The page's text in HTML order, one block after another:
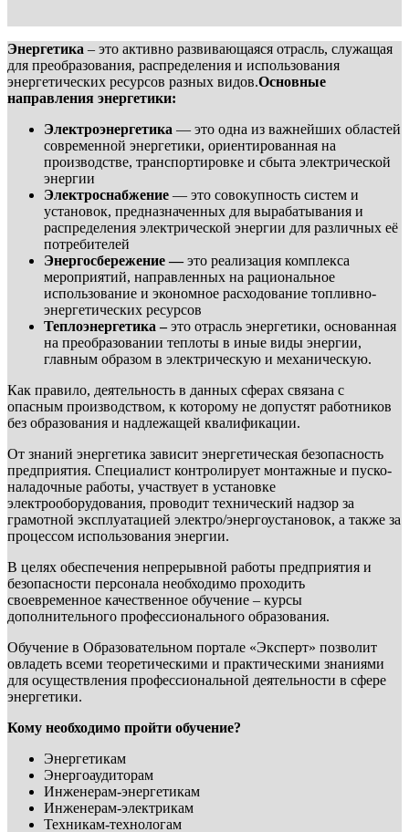
Энергетика – это активно развивающаяся отрасль, служащая
для преобразования, распределения и использования
энергетических ресурсов разных видов.Основные
направления энергетики:
Электроэнергетика — это одна из важнейших областей
современной энергетики, ориентированная на
производстве, транспортировке и сбыта электрической
энергии
Электроснабжение — это совокупность систем и
установок, предназначенных для вырабатывания и
распределения электрической энергии для различных её
потребителей
Энергосбережение —это реализация комплекса
мероприятий, направленных на рациональное
использование и экономное расходование топливно-
энергетических ресурсов
Теплоэнергетика –это отрасль энергетики, основанная
на преобразовании теплоты в иные виды энергии,
главным образом в электрическую и механическую.
Как правило, деятельность в данных сферах связана с
опасным производством, к которому не допустят работников
без образования и надлежащей квалификации.
От знаний энергетика зависит энергетическая безопасность
предприятия. Специалист контролирует монтажные и пуско-
наладочные работы, участвует в установке
электрооборудования, проводит технический надзор за
грамотной эксплуатацией электро/энергоустановок, а также за
процессом использования энергии.
В целях обеспечения непрерывной работы предприятия и
безопасности персонала необходимо проходить
своевременное качественное обучение – курсы
дополнительного профессионального образования.
Обучение в Образовательном портале «Эксперт» позволит
овладеть всеми теоретическими и практическими знаниями
для осуществления профессиональной деятельности в сфере
энергетики.
Кому необходимо пройти обучение?
Энергетикам
Энергоаудиторам
Инженерам-энергетикам
Инженерам-электрикам
Техникам-технологам